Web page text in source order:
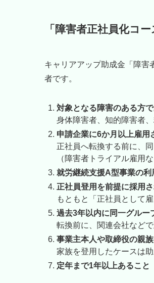
「障害者正社員化コ
キャリアアップ助成金「障害
者です。
対象となる障害のある方
身体障害者、知的障害者
申請企業に6か月以上雇用
正社員へ転換する前に、
（障害者トライアル雇用
就労継続支援A型事業の利
正社員登用を前提に採用
もともと「正社員として
過去3年以内に同一グルー
転換前に、関連会社など
事業主本人や取締役の親
家族を登用したケースは助
定年まで1年以上あること